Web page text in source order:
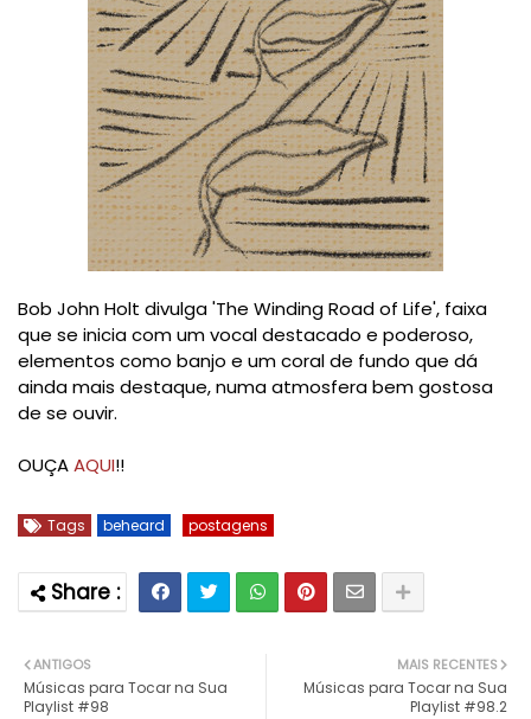
Bob John Holt divulga 'The Winding Road of Life', faixa
que se inicia com um vocal destacado e poderoso,
elementos como banjo e um coral de fundo que dá
ainda mais destaque, numa atmosfera bem gostosa
de se ouvir.
OUÇAAQUI!!
Tags beheard postagens
MAIS RECENTES
Músicas para Tocar na Sua
Playlist #98.2
ANTIGOS
Músicas para Tocar na Sua
Playlist #98